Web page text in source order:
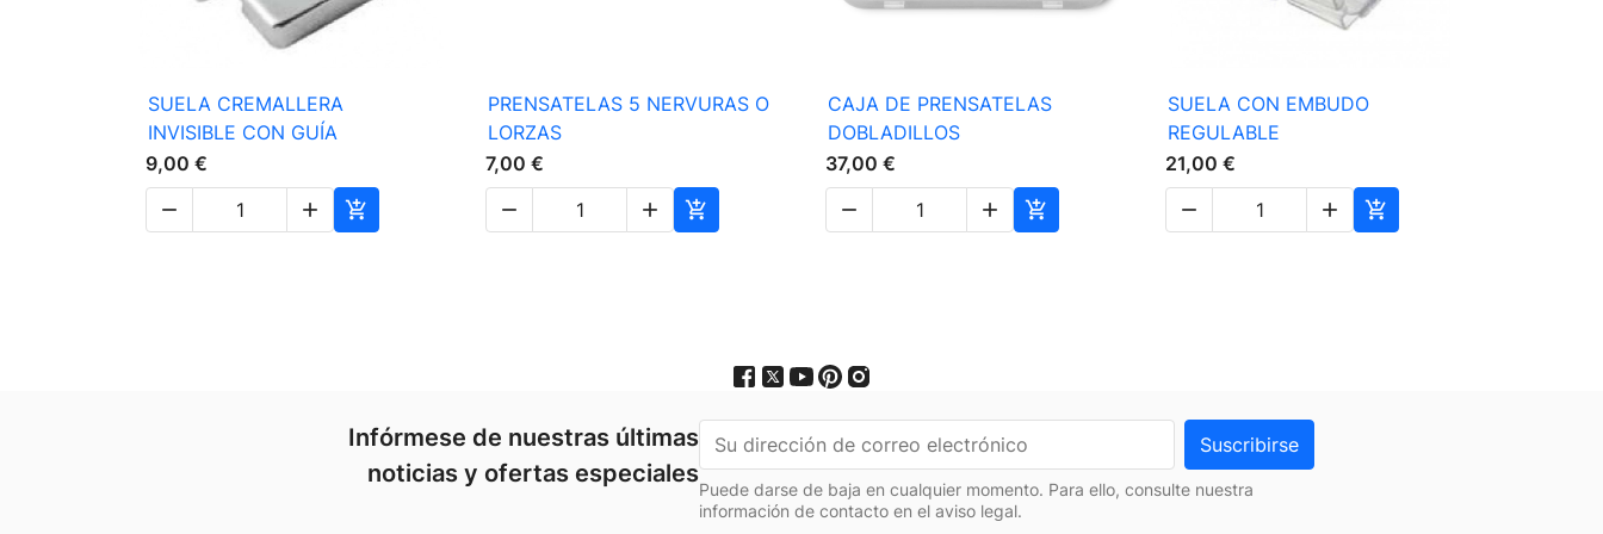
Vista rápida
SUELA CREMALLERA
INVISIBLE CON GUÍA
9,00 €

 
 Vista rápida
PRENSATELAS 5 NERVURAS O
LORZAS
7,00 €

 
Vista rápida
CAJA DE PRENSATELAS
DOBLADILLOS
37,00 €

 
Vista rápida
SUELA CON EMBUDO
REGULABLE
21,00 €

 
Infórmese de nuestras últimas
noticias y ofertas especiales
Puede darse de baja en cualquier momento. Para ello, consulte nuestra
información de contacto en el aviso legal.